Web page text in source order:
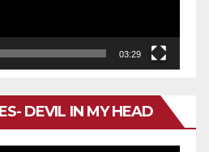
03:29
DEVIL IN MY HEAD